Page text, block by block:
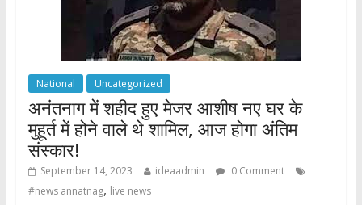
National Uncategorized
अनंतनाग में शहीद हुए मेजर आशीष नए घर के
मुहूर्त में होने वाले थे शामिल, आज होगा अंतिम
संस्कार!
September 14, 2023 ideaadmin
0 Comment
#news annatnag, live news